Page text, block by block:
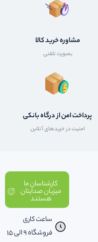
مشاوره خرید کالا
بصورت تلفنی
پرداخت امن از درگاه بانکی
امنیت در خریدهای آنلاین
کارشناسان ما
میزبان صدایتان
هستند
ساعت کاری
فروشگاه 9 الی 15